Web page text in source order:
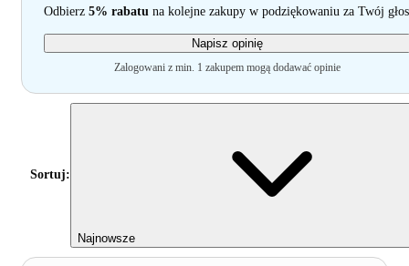
Odbierz 5% rabatu na kolejne zakupy w podziękowaniu za Twój głos
Napisz opinię
Zalogowani z min. 1 zakupem mogą dodawać opinie
Sortuj:
Najnowsze